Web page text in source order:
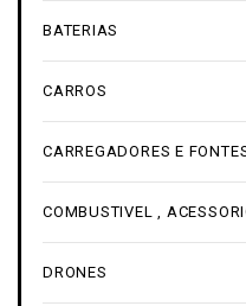
BATERIAS
CARROS
CARREGADORES E
COMBUSTIVEL ,
DRONES